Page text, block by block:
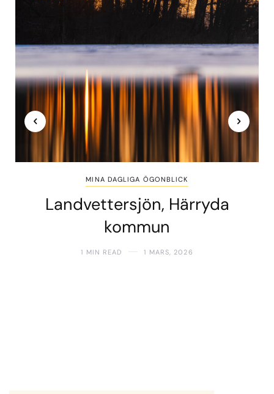
MINA DAGLIGA ÖGONBLICK
Landvettersjön, Härryda
kommun
1 MIN READ 1 MARS, 2026